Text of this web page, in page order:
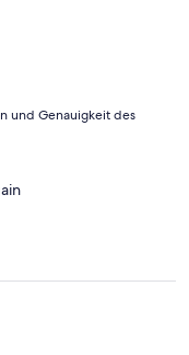
und Genauigkeit des